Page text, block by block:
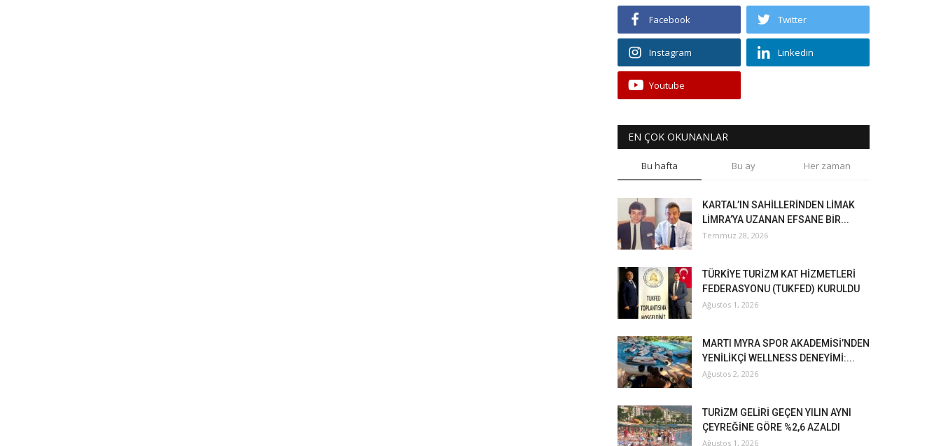
Facebook Twitter
Instagram Linkedin
Youtube
EN ÇOK OKUNANLAR
Bu hafta Bu ay Her zaman
KARTAL’IN SAHİLLERİNDEN LİMAK
LİMRA’YA UZANAN EFSANE BİR...
Temmuz 28, 2026
TÜRKİYE TURİZM KAT HİZMETLERİ
FEDERASYONU (TUKFED) KURULDU
Ağustos 1, 2026
MARTI MYRA SPOR AKADEMİSİ’NDEN
YENİLİKÇİ WELLNESS DENEYİMİ:...
Ağustos 2, 2026
TURİZM GELİRİ GEÇEN YILIN AYNI
ÇEYREĞİNE GÖRE %2,6 AZALDI
Ağustos 1, 2026